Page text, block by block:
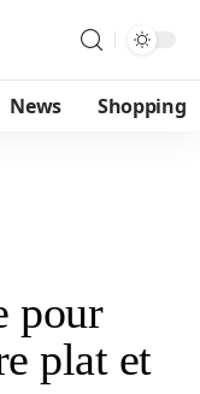
News Shopping
pour
plat et